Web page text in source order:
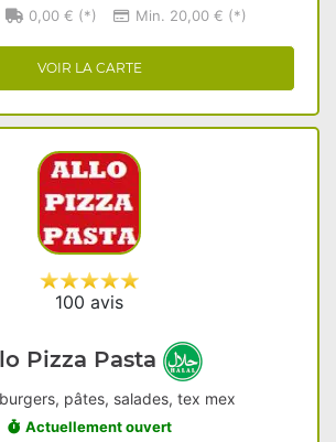
0,00 € (*) Min. 20,00 € (*)
VOIR LA CARTE
100 avis
Pizza Pasta
pâtes, salades, tex mex
Actuellement ouvert